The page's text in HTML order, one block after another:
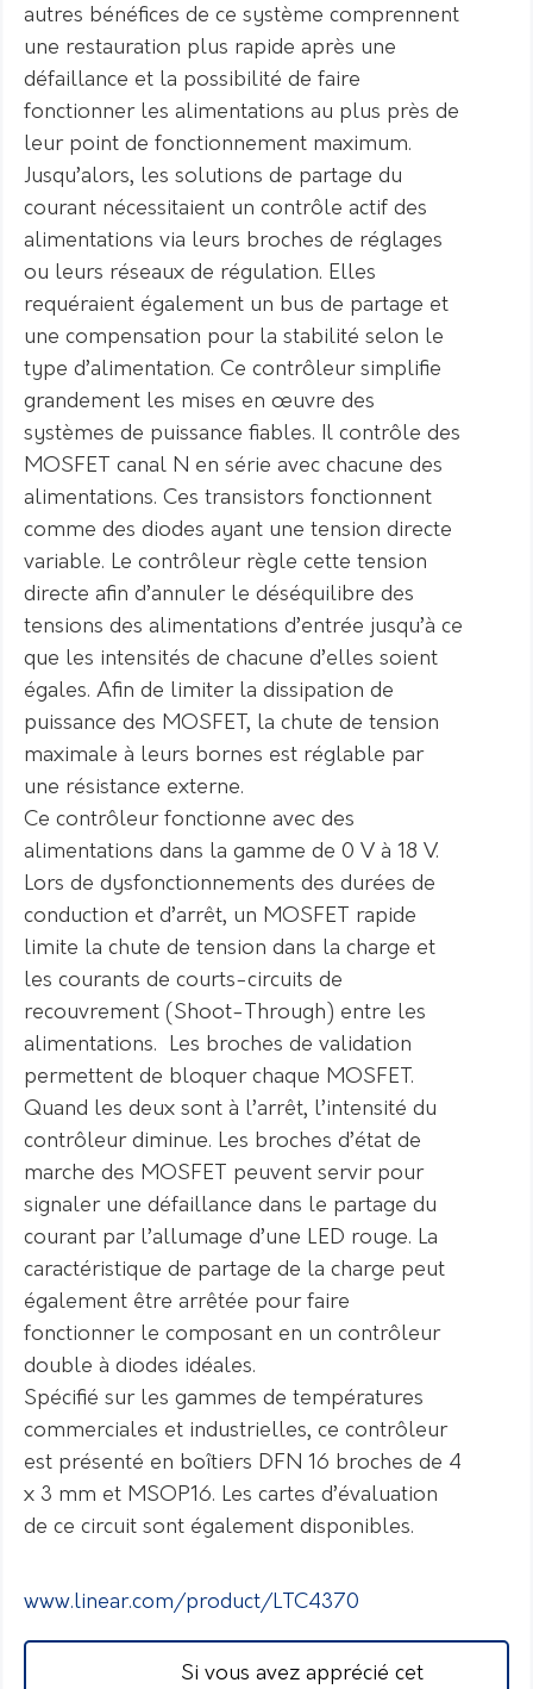
autres bénéfices de ce système comprennent
une restauration plus rapide après une
défaillance et la possibilité de faire
fonctionner les alimentations au plus près de
leur point de fonctionnement maximum.
Jusqu’alors, les solutions de partage du
courant nécessitaient un contrôle actif des
alimentations via leurs broches de réglages
ou leurs réseaux de régulation. Elles
requéraient également un bus de partage et
une compensation pour la stabilité selon le
type d’alimentation. Ce contrôleur simplifie
grandement les mises en œuvre des
systèmes de puissance fiables. Il contrôle des
MOSFET canal N en série avec chacune des
alimentations. Ces transistors fonctionnent
comme des diodes ayant une tension directe
variable. Le contrôleur règle cette tension
directe afin d’annuler le déséquilibre des
tensions des alimentations d’entrée jusqu’à ce
que les intensités de chacune d’elles soient
égales. Afin de limiter la dissipation de
puissance des MOSFET, la chute de tension
maximale à leurs bornes est réglable par
une résistance externe.
Ce contrôleur fonctionne avec des
alimentations dans la gamme de 0 V à 18 V.
Lors de dysfonctionnements des durées de
conduction et d’arrêt, un MOSFET rapide
limite la chute de tension dans la charge et
les courants de courts-circuits de
recouvrement (Shoot-Through) entre les
alimentations. Les broches de validation
permettent de bloquer chaque MOSFET.
Quand les deux sont à l’arrêt, l’intensité du
contrôleur diminue. Les broches d’état de
marche des MOSFET peuvent servir pour
signaler une défaillance dans le partage du
courant par l’allumage d’une LED rouge. La
caractéristique de partage de la charge peut
également être arrêtée pour faire
fonctionner le composant en un contrôleur
double à diodes idéales.
Spécifié sur les gammes de températures
commerciales et industrielles, ce contrôleur
est présenté en boîtiers DFN 16 broches de 4
x 3 mm et MSOP16. Les cartes d’évaluation
de ce circuit sont également disponibles.
www.linear.com/product/LTC4370
Si vous avez apprécié cet